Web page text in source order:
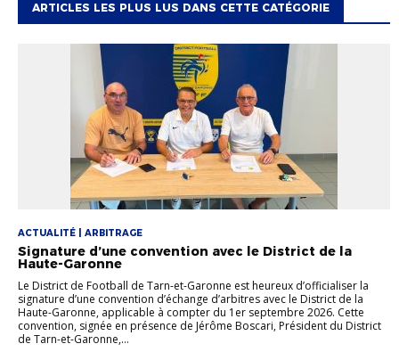
ARTICLES LES PLUS LUS DANS CETTE CATÉGORIE
ACTUALITÉ | ARBITRAGE
Signature d’une convention avec le District de la
Haute-Garonne
Le District de Football de Tarn-et-Garonne est heureux d’officialiser la
signature d’une convention d’échange d’arbitres avec le District de la
Haute-Garonne, applicable à compter du 1er septembre 2026. Cette
convention, signée en présence de Jérôme Boscari, Président du District
de Tarn-et-Garonne,...